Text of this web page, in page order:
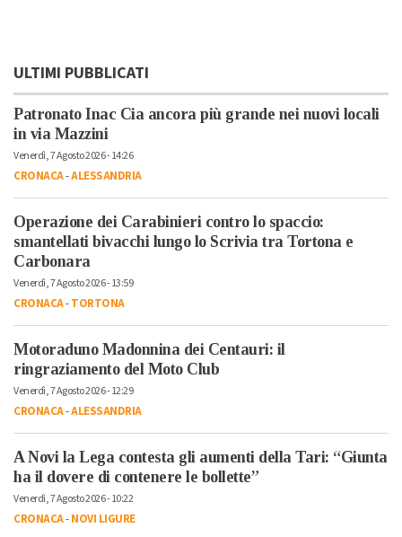
ULTIMI PUBBLICATI
Patronato Inac Cia ancora più grande nei nuovi locali
in via Mazzini
Venerdì, 7 Agosto 2026 - 14:26
CRONACA-ALESSANDRIA
Operazione dei Carabinieri contro lo spaccio:
smantellati bivacchi lungo lo Scrivia tra Tortona e
Carbonara
Venerdì, 7 Agosto 2026 - 13:59
CRONACA-TORTONA
Motoraduno Madonnina dei Centauri: il
ringraziamento del Moto Club
Venerdì, 7 Agosto 2026 - 12:29
CRONACA-ALESSANDRIA
A Novi la Lega contesta gli aumenti della Tari: “Giunta
ha il dovere di contenere le bollette”
Venerdì, 7 Agosto 2026 - 10:22
CRONACA-NOVI LIGURE